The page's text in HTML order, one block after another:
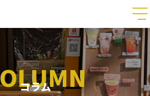
コラム